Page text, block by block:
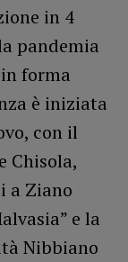
in 4
pandemia
forma
è iniziata
con il
Chisola,
a Ziano
e la
Nibbiano